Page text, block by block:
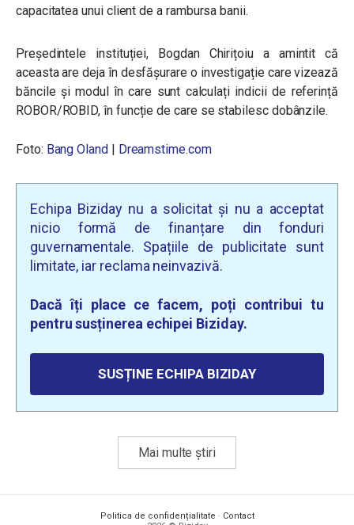
capacitatea unui client de a rambursa banii.
Președintele instituției, Bogdan Chirițoiu a amintit că
aceasta are deja în desfășurare o investigație care vizează
băncile și modul în care sunt calculați indicii de referință
ROBOR/ROBID, în funcție de care se stabilesc dobânzile.
Foto: Bang Oland | Dreamstime.com
Echipa Biziday nu a solicitat și nu a acceptat
nicio formă de finanțare din fonduri
guvernamentale. Spațiile de publicitate sunt
limitate, iar reclama neinvazivă.
Dacă îți place ce facem, poți contribui tu
pentru susținerea echipei Biziday.
SUSȚINE ECHIPA BIZIDAY
Mai multe știri
Politica de confidențialitate · Contact